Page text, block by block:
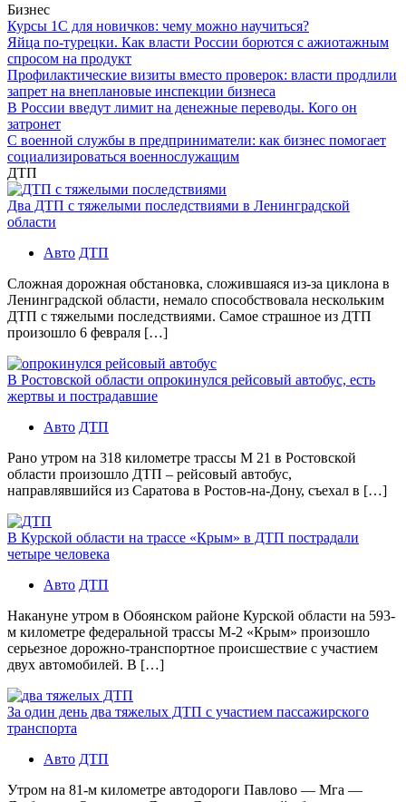
Бизнес
Курсы 1С для новичков: чему можно научиться?
Яйца по-турецки. Как власти России борются с ажиотажным
спросом на продукт
Профилактические визиты вместо проверок: власти продлили
запрет на внеплановые инспекции бизнеса
В России введут лимит на денежные переводы. Кого он
затронет
С военной службы в предприниматели: как бизнес помогает
социализироваться военнослужащим
ДТП
Два ДТП с тяжелыми последствиями в Ленинградской
области
Авто ДТП
Сложная дорожная обстановка, сложившаяся из-за циклона в
Ленинградской области, немало способствовала нескольким
ДТП с тяжелыми последствиями. Самое страшное из ДТП
произошло 6 февраля […]
В Ростовской области опрокинулся рейсовый автобус, есть
жертвы и пострадавшие
Авто ДТП
Рано утром на 318 километре трассы М 21 в Ростовской
области произошло ДТП – рейсовый автобус,
направлявшийся из Саратова в Ростов-на-Дону, съехал в […]
В Курской области на трассе «Крым» в ДТП пострадали
четыре человека
Авто ДТП
Накануне утром в Обоянском районе Курской области на 593-
м километре федеральной трассы М-2 «Крым» произошло
серьезное дорожно-транспортное происшествие с участием
двух автомобилей. В […]
За один день два тяжелых ДТП с участием пассажирского
транспорта
Авто ДТП
Утром на 81-м километре автодороги Павлово — Мга —